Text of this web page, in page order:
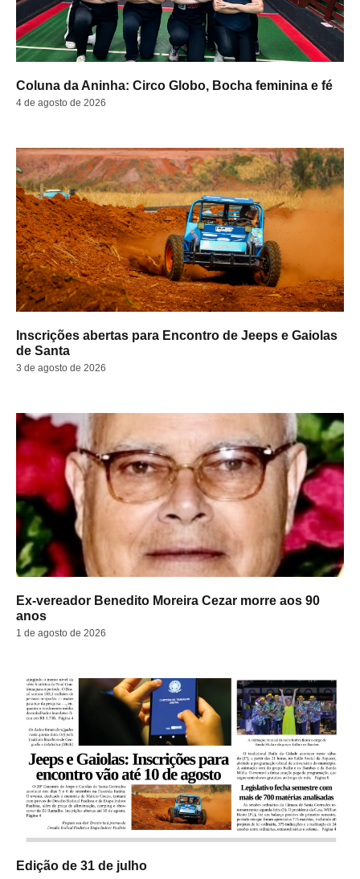
Coluna da Aninha: Circo Globo, Bocha feminina e fé
4 de agosto de 2026
Inscrições abertas para Encontro de Jeeps e Gaiolas
de Santa
3 de agosto de 2026
Ex-vereador Benedito Moreira Cezar morre aos 90
anos
1 de agosto de 2026
Edição de 31 de julho